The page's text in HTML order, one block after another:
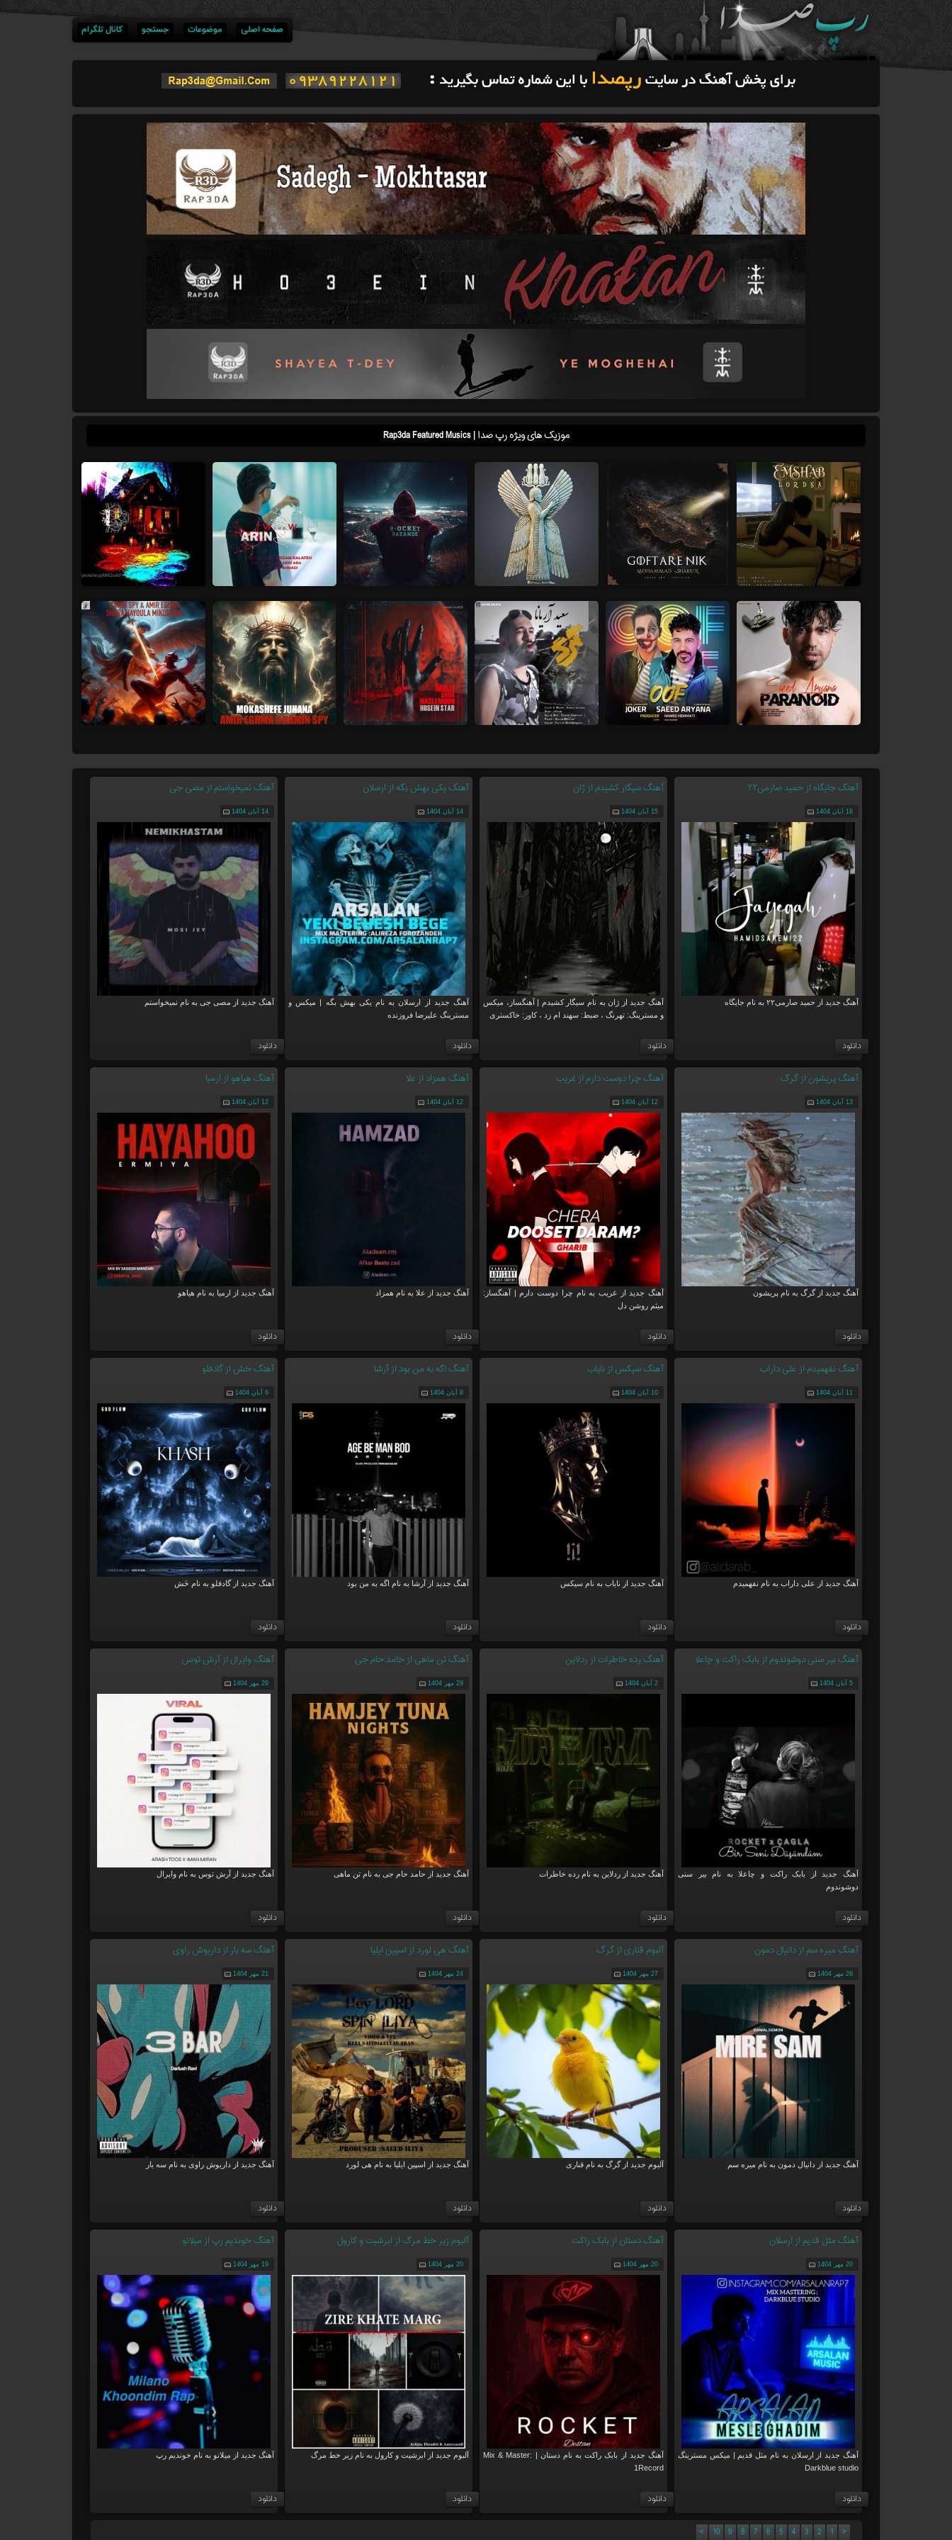
صفحه اصلی موضوعات جستجو کانال تلگرام
موزیک های ویژه رپ صدا | Rap3da Featured Musics
آهنگ جایگاه از حمید صارمی۲۲
18 آبان 1404
آهنگ جدید از حمید صارمی۲۲ به نام جایگاه
دانلود
آهنگ سیگار کشیدم از ژان
15 آبان 1404
آهنگ جدید از ژان به نام سیگار کشیدم | آهنگساز، میکس
و مسترینگ: تهرنگ ، ضبط: سهند ام زد ، کاور: خاکستری
دانلود
آهنگ یکی بهش بگه از ارسلان
14 آبان 1404
آهنگ جدید از ارسلان به نام یکی بهش بگه | میکس و
مسترینگ علیرضا فروزنده
دانلود
آهنگ نمیخواستم از مصی جی
14 آبان 1404
آهنگ جدید از مصی جی به نام نمیخواستم
دانلود
آهنگ پریشون از گرگ
13 آبان 1404
آهنگ جدید از گرگ به نام پریشون
دانلود
آهنگ چرا دوست دارم از غریب
12 آبان 1404
آهنگ جدید از غریب به نام چرا دوست دارم | آهنگساز:
میثم روشن دل
دانلود
آهنگ همزاد از علا
12 آبان 1404
آهنگ جدید از علا به نام همزاد
دانلود
آهنگ هیاهو از ارمیا
12 آبان 1404
آهنگ جدید از ارمیا به نام هیاهو
دانلود
آهنگ نفهمیدم از علی داراب
11 آبان 1404
آهنگ جدید از علی داراب به نام نفهمیدم
دانلود
آهنگ سیکس از نایاب
10 آبان 1404
آهنگ جدید از نایاب به نام سیکس
دانلود
آهنگ اگه به من بود از آرشا
8 آبان 1404
آهنگ جدید از آرشا به نام اگه به من بود
دانلود
آهنگ خَش از گادفلو
6 آبان 1404
آهنگ جدید از گادفلو به نام خَش
دانلود
آهنگ بیر سنی دوشوندوم از بابک راکت و چاعلا
5 آبان 1404
آهنگ جدید از بابک راکت و چاعلا به نام بیر سنی
دوشوندوم
دانلود
آهنگ رده خاطرات از ردلاین
2 آبان 1404
آهنگ جدید از ردلاین به نام رده خاطرات
دانلود
آهنگ تن ماهی از حامد حام جی
29 مهر 1404
آهنگ جدید از حامد حام جی به نام تن ماهی
دانلود
آهنگ وایرال از آرش توس
29 مهر 1404
آهنگ جدید از آرش توس به نام وایرال
دانلود
آهنگ میره سم از دانیال دمون
28 مهر 1404
آهنگ جدید از دانیال دمون به نام میره سم
دانلود
آلبوم قناری از گرگ
27 مهر 1404
آلبوم جدید از گرگ به نام قناری
دانلود
آهنگ هی لورد از اسپین ایلیا
24 مهر 1404
آهنگ جدید از اسپین ایلیا به نام هی لورد
دانلود
آهنگ سه بار از داریوش راوی
21 مهر 1404
آهنگ جدید از داریوش راوی به نام سه بار
دانلود
آهنگ مثل قدیم از ارسلان
20 مهر 1404
آهنگ جدید از ارسلان به نام مثل قدیم | میکس مسترینگ
Darkblue studio
دانلود
آهنگ دستان از بابک راکت
20 مهر 1404
آهنگ جدید از بابک راکت به نام دستان | Mix & Master:
1Record
دانلود
آلبوم زیر خط مرگ از ابرشیت و کارول
20 مهر 1404
آلبوم جدید از ابرشیت و کارول به نام زیر خط مرگ
دانلود
آهنگ خوندیم رپ از میلانو
19 مهر 1404
آهنگ جدید از میلانو به نام خوندیم رپ
دانلود
<
1
2
3
4
5
6
7
8
9
10
>